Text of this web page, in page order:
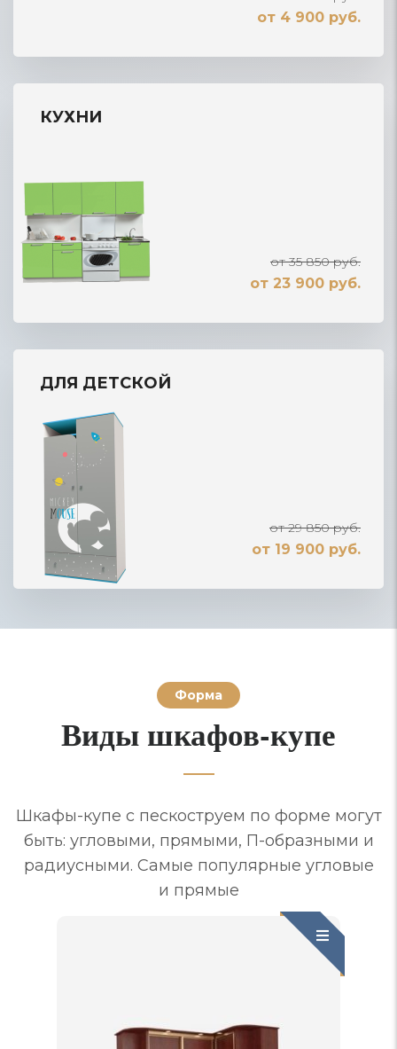
от 4 900 руб.
КУХНИ
от 35 850 руб.
от 23 900 руб.
ДЛЯ ДЕТСКОЙ
от 29 850 руб.
от 19 900 руб.
Форма
Виды шкафов-купе
Шкафы-купе с пескоструем по форме могут
быть: угловыми, прямыми, П-образными и
радиусными. Самые популярные угловые
и прямые